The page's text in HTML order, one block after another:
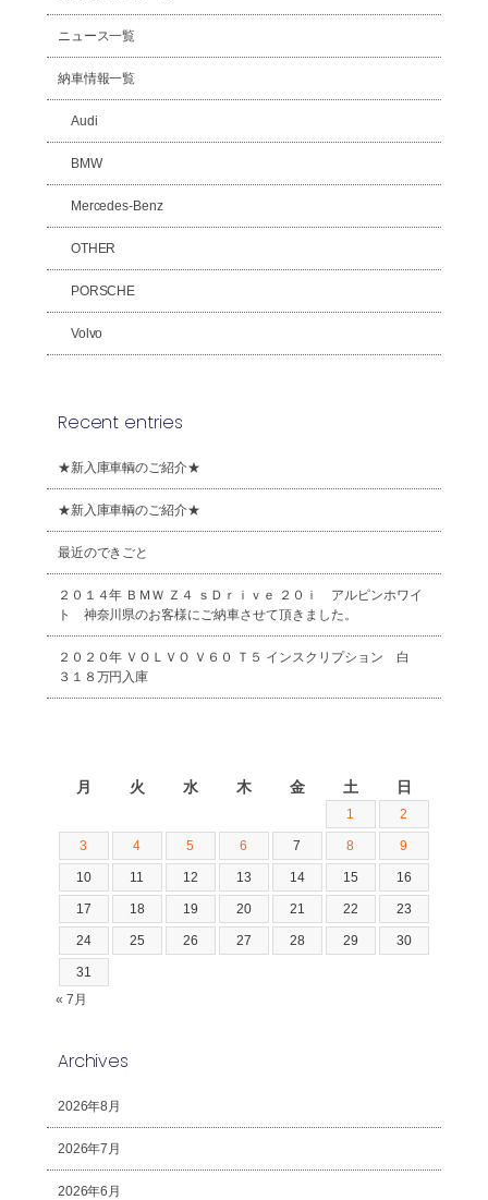
ニュース一覧
納車情報一覧
Audi
BMW
Mercedes-Benz
OTHER
PORSCHE
Volvo
Recent entries
★新入庫車輌のご紹介★
★新入庫車輌のご紹介★
最近のできごと
２０１４年 ＢＭＷ Ｚ４ ｓＤｒｉｖｅ ２０ｉ アルピンホワイ
ト 神奈川県のお客様にご納車させて頂きました。
２０２０年 ＶＯＬＶＯ Ｖ６０ Ｔ５ インスクリプション 白
３１８万円入庫
月 火 水 木 金 土 日
1 2
3 4 5 6 7 8 9
10 11 12 13 14 15 16
17 18 19 20 21 22 23
24 25 26 27 28 29 30
31
« 7月
Archives
2026年8月
2026年7月
2026年6月